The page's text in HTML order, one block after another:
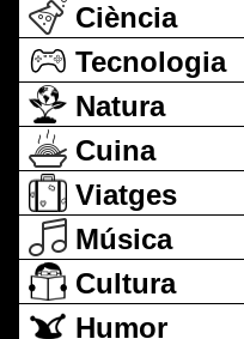
Ciència
Tecnologia
Natura
Cuina
Viatges
Música
Cultura
Humor